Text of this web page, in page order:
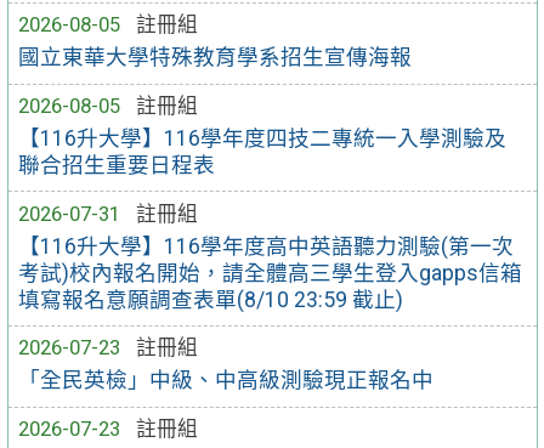
2026-08-05
註冊組
國立東華大學特殊教育學系招生宣傳海報
2026-08-05
註冊組
【116升大學】116學年度四技二專統一入學測驗及
聯合招生重要日程表
2026-07-31
註冊組
【116升大學】116學年度高中英語聽力測驗(第一次
考試)校內報名開始，請全體高三學生登入gapps信箱
填寫報名意願調查表單(8/10 23:59 截止)
2026-07-23
註冊組
「全民英檢」中級、中高級測驗現正報名中
2026-07-23
註冊組